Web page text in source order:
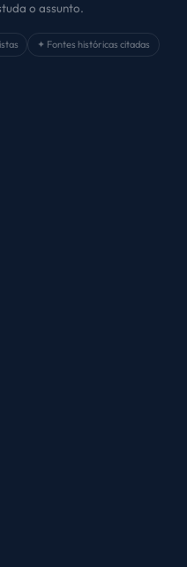
o assunto.
✦ Fontes históricas citadas